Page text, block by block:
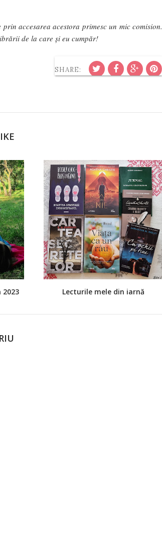
accesarea acestora primesc un mic comision.
de la care și eu cumpăr!
SHARE:
Lecturile mele din iarnă